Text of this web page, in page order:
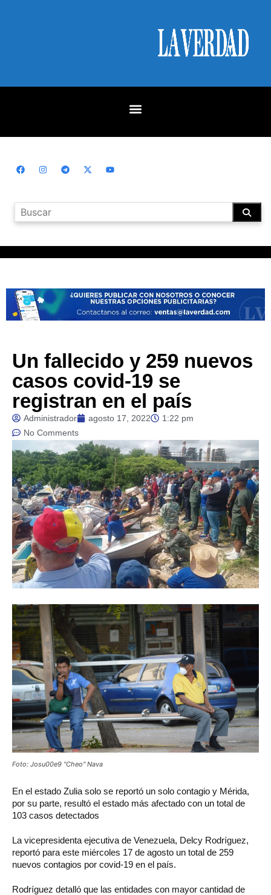
Un fallecido y 259 nuevos
casos covid-19 se
registran en el país
Administrador agosto 17, 2022
1:22 pm
No Comments
Foto: Josu00e9 "Cheo" Nava
En el estado Zulia solo se reportó un solo contagio y Mérida,
por su parte, resultó el estado más afectado con un total de
103 casos detectados
La vicepresidenta ejecutiva de Venezuela, Delcy Rodríguez,
reportó para este miércoles 17 de agosto un total de 259
nuevos contagios por covid-19 en el país.
Rodríguez detalló que las entidades con mayor cantidad de